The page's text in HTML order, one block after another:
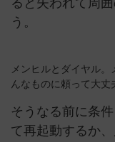
ると失われて周
う。
メンヒルとダイヤル
んなものに頼って大
そうなる前に条
て再起動するか